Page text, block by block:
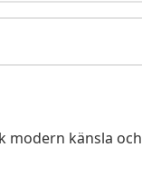
modern känsla och